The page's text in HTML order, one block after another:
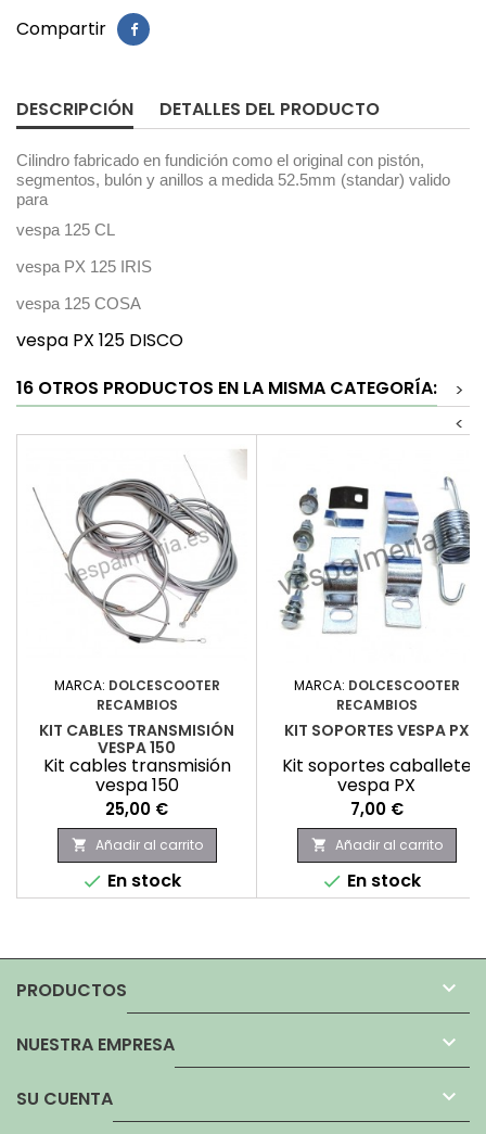
Compartir
DESCRIPCIÓN DETALLES DEL PRODUCTO
Cilindro fabricado en fundición como el original con pistón,
segmentos, bulón y anillos a medida 52.5mm (standar) valido
para
vespa 125 CL
vespa PX 125 IRIS
vespa 125 COSA
vespa PX 125 DISCO
16 OTROS PRODUCTOS EN LA MISMA CATEGORÍA:
>
<
MARCA: DOLCESCOOTER
RECAMBIOS
KIT CABLES TRANSMISIÓN
VESPA 150
Kit cables transmisión
vespa 150
Precio
25,00 €
 Añadir al carrito
 En stock
MARCA: DOLCESCOOTER
RECAMBIOS
KIT SOPORTES VESPA PX
Kit soportes caballete
vespa PX
Precio
7,00 €
 Añadir al carrito
 En stock
PRODUCTOS 
NUESTRA EMPRESA 
SU CUENTA 